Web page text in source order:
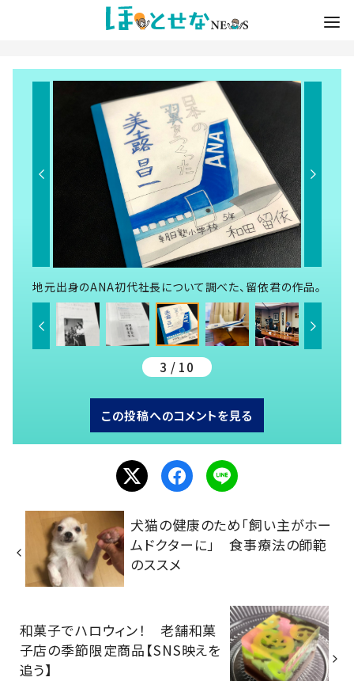
地元出身のANA初代社長について調べた、留依君の作品。
3 / 10
この投稿へのコメントを見る
犬猫の健康のため「飼い主がホー
ムドクターに」 食事療法の師範
のススメ
和菓子でハロウィン！ 老舗和菓
子店の季節限定商品【SNS映えを
追う】